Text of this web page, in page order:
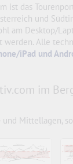
ist das
und
am Desktop/
werden. Alle
iPad und
im
und Mittellagen,